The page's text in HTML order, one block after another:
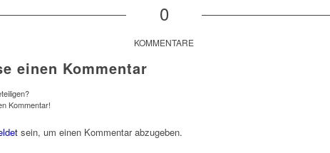
0
KOMMENTARE
einen Kommentar
Kommentar!
sein, um einen Kommentar abzugeben.